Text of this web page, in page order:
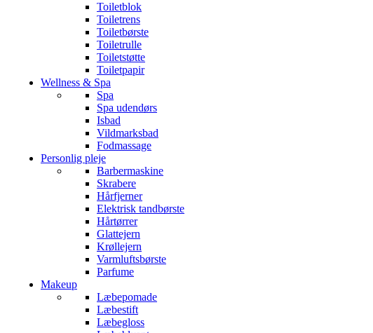
Toiletblok
Toiletrens
Toiletbørste
Toiletrulle
Toiletstøtte
Toiletpapir
Wellness & Spa
Spa
Spa udendørs
Isbad
Vildmarksbad
Fodmassage
Personlig pleje
Barbermaskine
Skrabere
Hårfjerner
Elektrisk tandbørste
Hårtørrer
Glattejern
Krøllejern
Varmluftsbørste
Parfume
Makeup
Læbepomade
Læbestift
Læbegloss